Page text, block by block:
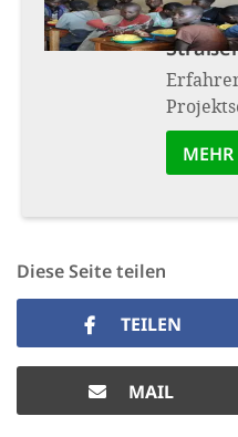
MEHR
Diese Seite teilen
TEILEN
MAIL